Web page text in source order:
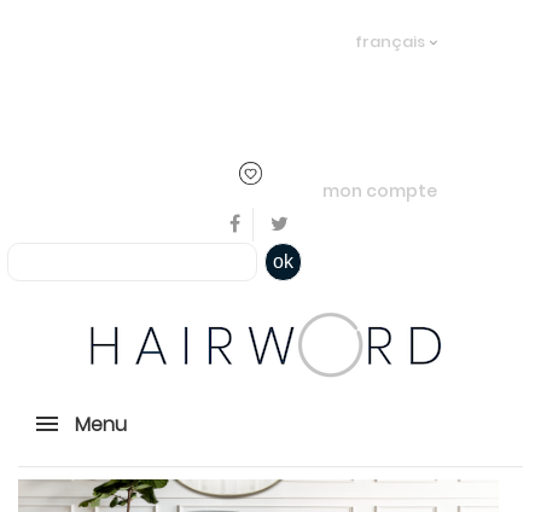
français
mon compte
ok
Menu